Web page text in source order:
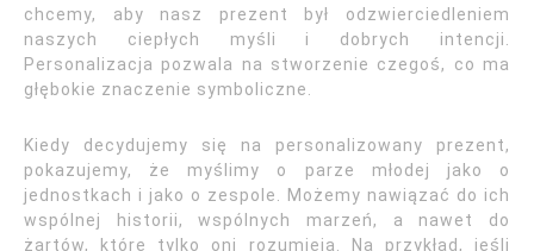
chcemy, aby nasz prezent był odzwierciedleniem
naszych ciepłych myśli i dobrych intencji.
Personalizacja pozwala na stworzenie czegoś, co ma
głębokie znaczenie symboliczne.
Kiedy decydujemy się na personalizowany prezent,
pokazujemy, że myślimy o parze młodej jako o
jednostkach i jako o zespole. Możemy nawiązać do ich
wspólnej historii, wspólnych marzeń, a nawet do
żartów, które tylko oni rozumieją. Na przykład, jeśli